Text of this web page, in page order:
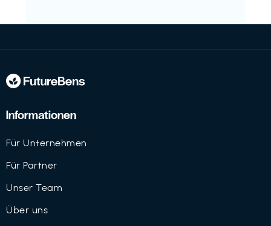
Informationen
Für Unternehmen
Für Partner
Unser Team
Über uns